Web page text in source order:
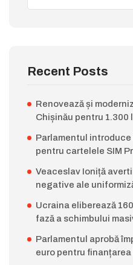
Recent Posts
Renovează și
Chișinău pentru 1.300
Parlamentul
pentru cartelele SIM
Veaceslav Ioniță
negative ale
Ucraina eliberează
fază a schimbului
Parlamentul aprobă
euro pentru